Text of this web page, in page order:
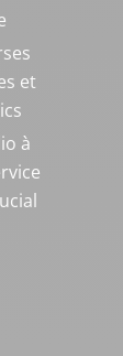
et
à